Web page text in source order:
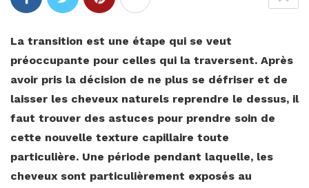
La transition est une étape qui se veut
préoccupante pour celles qui la traversent. Après
avoir pris la décision de ne plus se défriser et de
laisser les cheveux naturels reprendre le dessus, il
faut trouver des astuces pour prendre soin de
cette nouvelle texture capillaire toute
particulière. Une période pendant laquelle, les
cheveux sont particulièrement exposés au